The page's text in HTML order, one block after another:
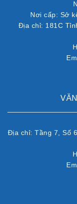
Nơi cấp: Sở
Địa chỉ: 181C
Địa chỉ: Tầng 7, Số